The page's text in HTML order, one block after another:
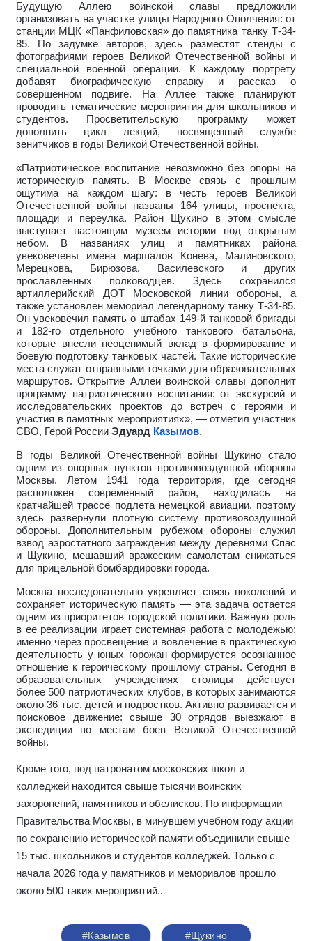
Будущую Аллею воинской славы предложили
организовать на участке улицы Народного Ополчения: от
станции МЦК «Панфиловская» до памятника танку Т-34-
85. По задумке авторов, здесь разместят стенды с
фотографиями героев Великой Отечественной войны и
специальной военной операции. К каждому портрету
добавят биографическую справку и рассказ о
совершенном подвиге. На Аллее также планируют
проводить тематические мероприятия для школьников и
студентов. Просветительскую программу может
дополнить цикл лекций, посвященный службе
зенитчиков в годы Великой Отечественной войны.
«Патриотическое воспитание невозможно без опоры на
историческую память. В Москве связь с прошлым
ощутима на каждом шагу: в честь героев Великой
Отечественной войны названы 164 улицы, проспекта,
площади и переулка. Район Щукино в этом смысле
выступает настоящим музеем истории под открытым
небом. В названиях улиц и памятниках района
увековечены имена маршалов Конева, Малиновского,
Мерецкова, Бирюзова, Василевского и других
прославленных полководцев. Здесь сохранился
артиллерийский ДОТ Московской линии обороны, а
также установлен мемориал легендарному танку Т-34-85.
Он увековечил память о штабах 149-й танковой бригады
и 182-го отдельного учебного танкового батальона,
которые внесли неоценимый вклад в формирование и
боевую подготовку танковых частей. Такие исторические
места служат отправными точками для образовательных
маршрутов. Открытие Аллеи воинской славы дополнит
программу патриотического воспитания: от экскурсий и
исследовательских проектов до встреч с героями и
участия в памятных мероприятиях», — отметил участник
СВО, Герой России Эдуард Казымов.
В годы Великой Отечественной войны Щукино стало
одним из опорных пунктов противовоздушной обороны
Москвы. Летом 1941 года территория, где сегодня
расположен современный район, находилась на
кратчайшей трассе подлета немецкой авиации, поэтому
здесь развернули плотную систему противовоздушной
обороны. Дополнительным рубежом обороны служил
взвод аэростатного заграждения между деревнями Спас
и Щукино, мешавший вражеским самолетам снижаться
для прицельной бомбардировки города.
Москва последовательно укрепляет связь поколений и
сохраняет историческую память — эта задача остается
одним из приоритетов городской политики. Важную роль
в ее реализации играет системная работа с молодежью:
именно через просвещение и вовлечение в практическую
деятельность у юных горожан формируется осознанное
отношение к героическому прошлому страны. Сегодня в
образовательных учреждениях столицы действует
более 500 патриотических клубов, в которых занимаются
около 36 тыс. детей и подростков. Активно развивается и
поисковое движение: свыше 30 отрядов выезжают в
экспедиции по местам боев Великой Отечественной
войны.
Кроме того, под патронатом московских школ и
колледжей находится свыше тысячи воинских
захоронений, памятников и обелисков. По информации
Правительства Москвы, в минувшем учебном году акции
по сохранению исторической памяти объединили свыше
15 тыс. школьников и студентов колледжей. Только с
начала 2026 года у памятников и мемориалов прошло
около 500 таких мероприятий..
#Казымов #Щукино